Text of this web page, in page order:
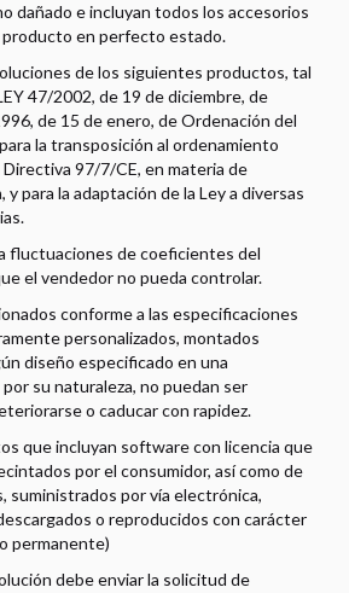
dañado e incluyan todos los accesorios
en perfecto estado.
de los siguientes productos, tal
47/2002, de 19 de diciembre, de
de 15 de enero, de Ordenación del
la transposición al ordenamiento
97/7/CE, en materia de
para la adaptación de la Ley a diversas
fluctuaciones de coeficientes del
el vendedor no pueda controlar.
conforme a las especificaciones
personalizados, montados
diseño especificado en una
su naturaleza, no puedan ser
o caducar con rapidez.
que incluyan software con licencia que
por el consumidor, así como de
suministrados por vía electrónica,
o reproducidos con carácter
permanente)
debe enviar la solicitud de